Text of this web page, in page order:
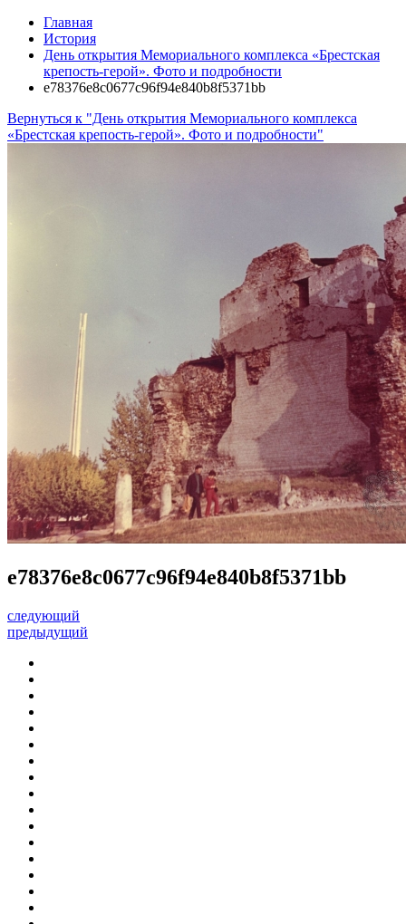
Главная
История
День открытия Мемориального комплекса «Брестская
крепость-герой». Фото и подробности
e78376e8c0677c96f94e840b8f5371bb
Вернуться к "День открытия Мемориального комплекса
«Брестская крепость-герой». Фото и подробности"
e78376e8c0677c96f94e840b8f5371bb
следующий
предыдущий